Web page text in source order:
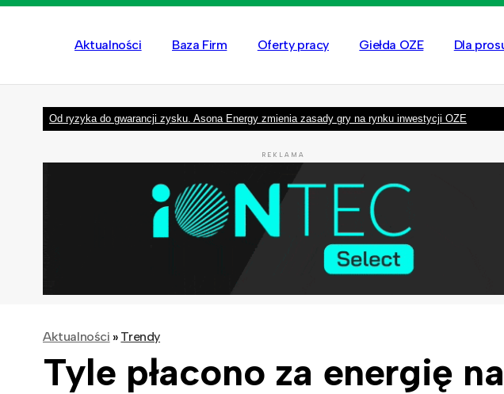
Aktualności Baza Firm Oferty pracy Giełda OZE Dla
Od ryzyka do gwarancji zysku. Asona Energy zmienia zasady gry na rynku inwestycji OZE
REKLAMA
Aktualności » Trendy
Tyle płacono za energię